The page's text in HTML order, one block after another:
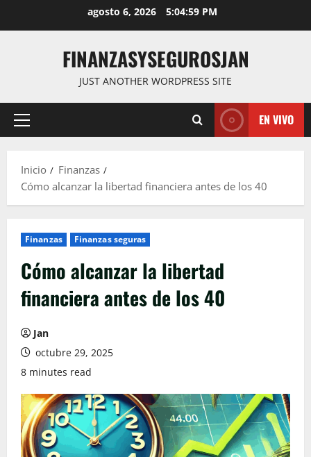
agosto 6, 2026 5:05:00 PM
FINANZASYSEGUROSJAN
JUST ANOTHER WORDPRESS SITE
Menú
EN VIVO
Inicio
Finanzas
Cómo alcanzar la libertad financiera antes de los 40
Finanzas Finanzas seguras
Cómo alcanzar la libertad
financiera antes de los 40
Jan
octubre 29, 2025
8 minutes read